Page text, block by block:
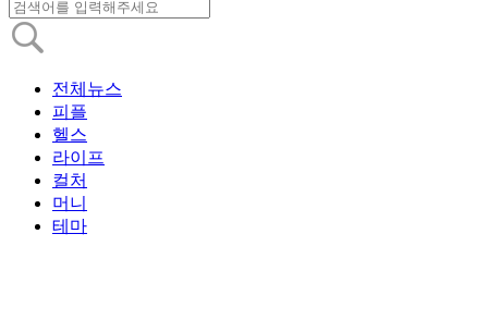
전체뉴스
피플
헬스
라이프
컬처
머니
테마